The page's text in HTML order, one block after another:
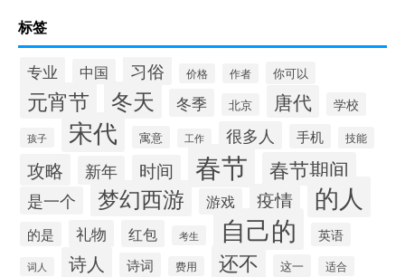
标签
专业 中国 习俗 价格 作者 你可以
元宵节 冬天 冬季 北京 唐代 学校
孩子 宋代 寓意 工作 很多人 手机 技能
攻略 新年 时间 春节 春节期间
是一个 梦幻西游 游戏 疫情 的人
的是 礼物 红包 考生 自己的 英语
词人 诗人 诗词 费用 还不 这一 适合